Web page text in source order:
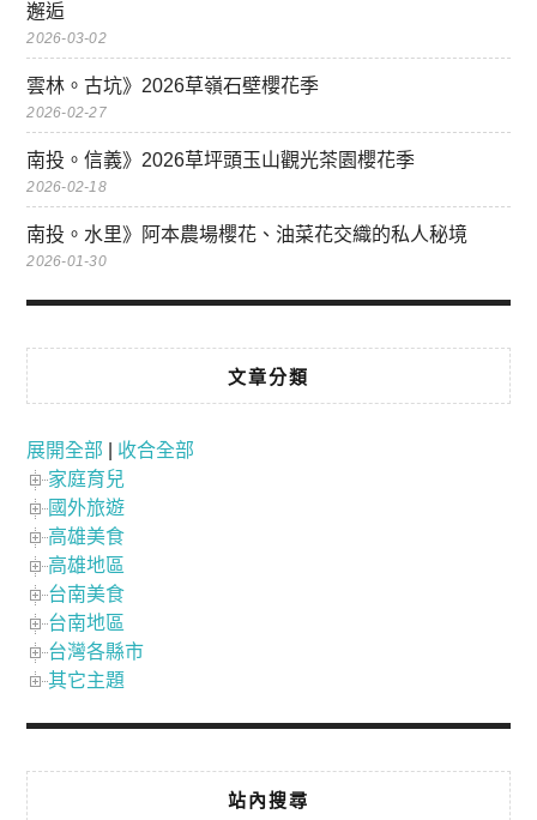
邂逅
2026-03-02
雲林。古坑》2026草嶺石壁櫻花季
2026-02-27
南投。信義》2026草坪頭玉山觀光茶園櫻花季
2026-02-18
南投。水里》阿本農場櫻花、油菜花交織的私人秘境
2026-01-30
文章分類
展開全部
收合全部
家庭育兒
國外旅遊
高雄美食
高雄地區
台南美食
台南地區
台灣各縣市
其它主題
站內搜尋